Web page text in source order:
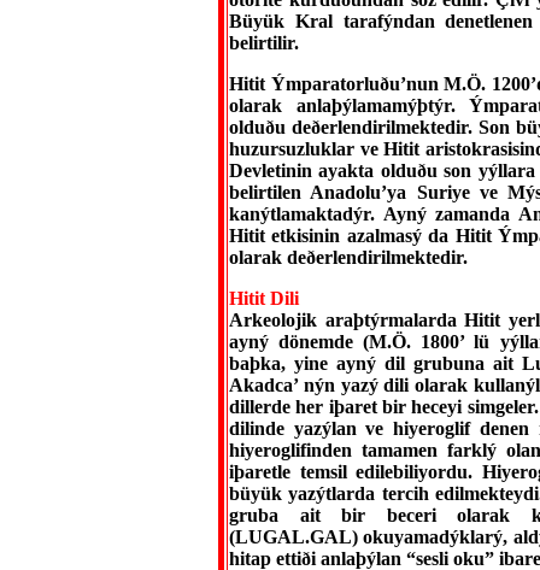
Büyük Kral tarafýndan
belirtilir.
Hitit Ýmparatorluðu’nun M.Ö.
olarak anlaþýlamamýþtýr.
olduðu deðerlendirilmektedir. Son
huzursuzluklar ve Hitit
Devletinin ayakta olduðu son
belirtilen Anadolu’ya Suriye ve
kanýtlamaktadýr. Ayný zamanda
Hitit etkisinin azalmasý da Hitit
olarak deðerlendirilmektedir.
Hitit Dili
Arkeolojik araþtýrmalarda Hitit
ayný dönemde (M.Ö. 1800’ lü
baþka, yine ayný dil grubuna ait
Akadca’ nýn yazý dili olarak
dillerde her iþaret bir heceyi
dilinde yazýlan ve hiyeroglif
hiyeroglifinden tamamen farklý
iþaretle temsil edilebiliyordu.
büyük yazýtlarda tercih
gruba ait bir beceri olarak
(LUGAL.GAL) okuyamadýklarý,
hitap ettiði anlaþýlan “sesli oku”